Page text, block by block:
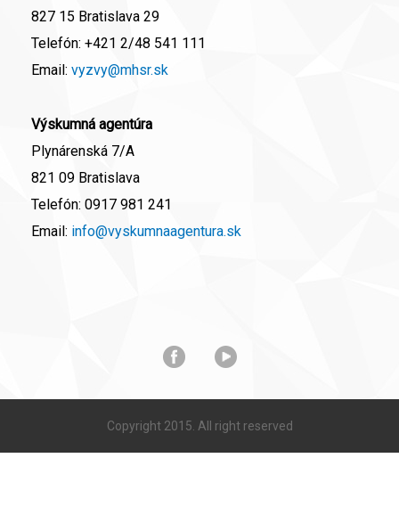
827 15 Bratislava 29
Telefón: +421 2/48 541 111
Email: vyzvy@mhsr.sk
Výskumná agentúra
Plynárenská 7/A
821 09 Bratislava
Telefón: 0917 981 241
Email: info@vyskumnaagentura.sk
Copyright 2015. All right reserved